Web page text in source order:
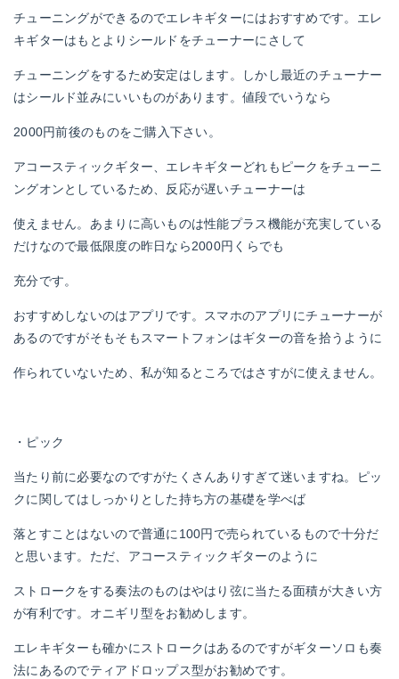
チューニングができるのでエレキギターにはおすすめです。エレ
キギターはもとよりシールドをチューナーにさして
チューニングをするため安定はします。しかし最近のチューナー
はシールド並みにいいものがあります。値段でいうなら
2000円前後のものをご購入下さい。
アコースティックギター、エレキギターどれもピークをチューニ
ングオンとしているため、反応が遅いチューナーは
使えません。あまりに高いものは性能プラス機能が充実している
だけなので最低限度の昨日なら2000円くらでも
充分です。
おすすめしないのはアプリです。スマホのアプリにチューナーが
あるのですがそもそもスマートフォンはギターの音を拾うように
作られていないため、私が知るところではさすがに使えません。
・ピック
当たり前に必要なのですがたくさんありすぎて迷いますね。ピッ
クに関してはしっかりとした持ち方の基礎を学べば
落とすことはないので普通に100円で売られているもので十分だ
と思います。ただ、アコースティックギターのように
ストロークをする奏法のものはやはり弦に当たる面積が大きい方
が有利です。オニギリ型をお勧めします。
エレキギターも確かにストロークはあるのですがギターソロも奏
法にあるのでティアドロップス型がお勧めです。